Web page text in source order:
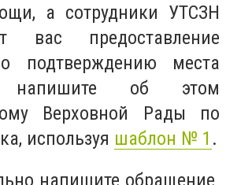
а сотрудники УТСЗН
вас предоставление
подтверждению места
напишите об этом
Верховной Рады по
используя шаблон № 1 .
напишите обращение